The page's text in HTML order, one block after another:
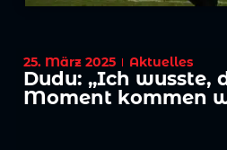
25. März 2025 Aktuelles
Dudu: „Ich wusste,
Moment kommen